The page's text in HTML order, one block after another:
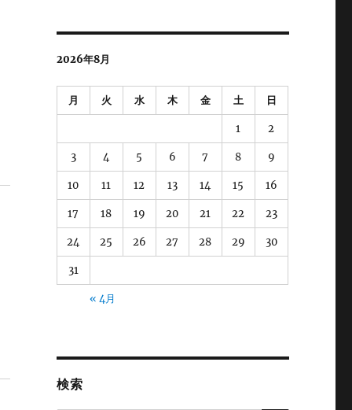
2026年8月
月 火 水 木 金 土 日
1 2
3 4 5 6 7 8 9
10 11 12 13 14 15 16
17 18 19 20 21 22 23
24 25 26 27 28 29 30
31
« 4月
検索